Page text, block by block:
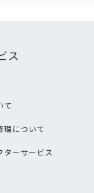
ス
て
理について
ターサービス